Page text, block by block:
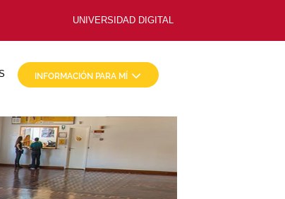
UNIVERSIDAD DIGITAL